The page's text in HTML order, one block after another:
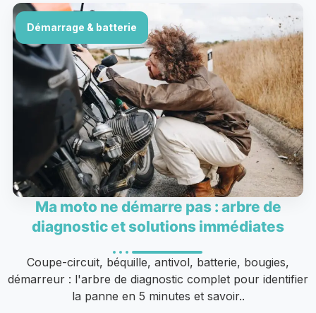
Démarrage & batterie
Ma moto ne démarre pas : arbre de
diagnostic et solutions immédiates
Coupe-circuit, béquille, antivol, batterie, bougies,
démarreur : l'arbre de diagnostic complet pour identifier
la panne en 5 minutes et savoir..